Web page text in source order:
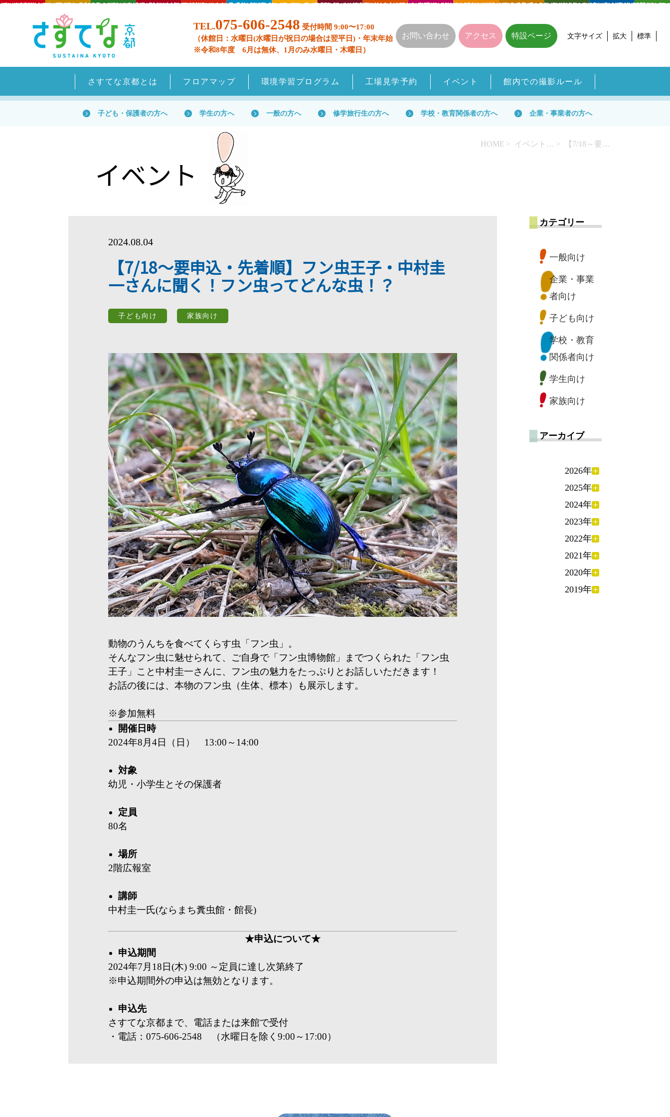
TEL.075-606-2548 受付時間 9:00〜17:00
（休館日：水曜日(水曜日が祝日の場合は翌平日)・年末年始
※令和8年度 6月は無休、1月のみ水曜日・木曜日）
お問い合わせ アクセス 特設ページ 文字サイズ 拡大 標準
さすてな京都とは フロアマップ 環境学習プログラム 工場見学予約 イベント 館内での撮影ルール
子ども・保護者の方へ 学生の方へ 一般の方へ 修学旅行生の方へ 学校・教育関係者の方へ 企業・事業者の方へ
HOME イベント一覧 【7/18～要申込・先着順】フン虫王子・中村圭一さんに聞く！フン虫ってどんな虫！？
イベント
2024.08.04
【7/18～要申込・先着順】フン虫王子・中村圭
一さんに聞く！フン虫ってどんな虫！？
子ども向け 家族向け
動物のうんちを食べてくらす虫「フン虫」。
そんなフン虫に魅せられて、ご自身で「フン虫博物館」までつくられた「フン虫
王子」こと中村圭一さんに、フン虫の魅力をたっぷりとお話しいただきます！
お話の後には、本物のフン虫（生体、標本）も展示します。
※参加無料
開催日時
2024年8月4日（日） 13:00～14:00
対象
幼児・小学生とその保護者
定員
80名
場所
2階広報室
講師
中村圭一氏(ならまち糞虫館・館長)
★申込について★
申込期間
2024年7月18日(木) 9:00 ～定員に達し次第終了
※申込期間外の申込は無効となります。
申込先
さすてな京都まで、電話または来館で受付
・電話：075-606-2548 （水曜日を除く9:00～17:00）
カテゴリー
一般向け
企業・事業
者向け
子ども向け
学校・教育
関係者向け
学生向け
家族向け
アーカイブ
2026年
2025年
2024年
2023年
2022年
2021年
2020年
2019年